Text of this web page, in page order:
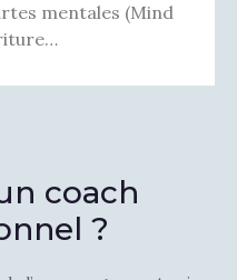
mentales (Mind
coach
?